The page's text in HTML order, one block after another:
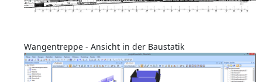
Wangentreppe - Ansicht in der Baustatik